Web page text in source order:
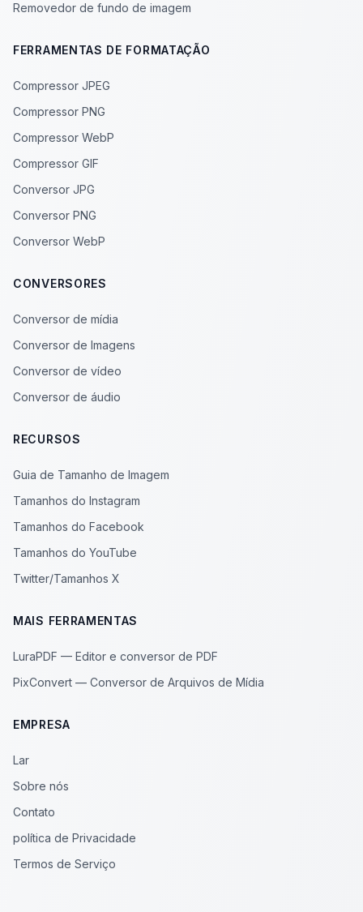
Removedor de fundo de imagem
FERRAMENTAS DE FORMATAÇÃO
Compressor JPEG
Compressor PNG
Compressor WebP
Compressor GIF
Conversor JPG
Conversor PNG
Conversor WebP
CONVERSORES
Conversor de mídia
Conversor de Imagens
Conversor de vídeo
Conversor de áudio
RECURSOS
Guia de Tamanho de Imagem
Tamanhos do Instagram
Tamanhos do Facebook
Tamanhos do YouTube
Twitter/Tamanhos X
MAIS FERRAMENTAS
LuraPDF — Editor e conversor de PDF
PixConvert — Conversor de Arquivos de Mídia
EMPRESA
Lar
Sobre nós
Contato
política de Privacidade
Termos de Serviço